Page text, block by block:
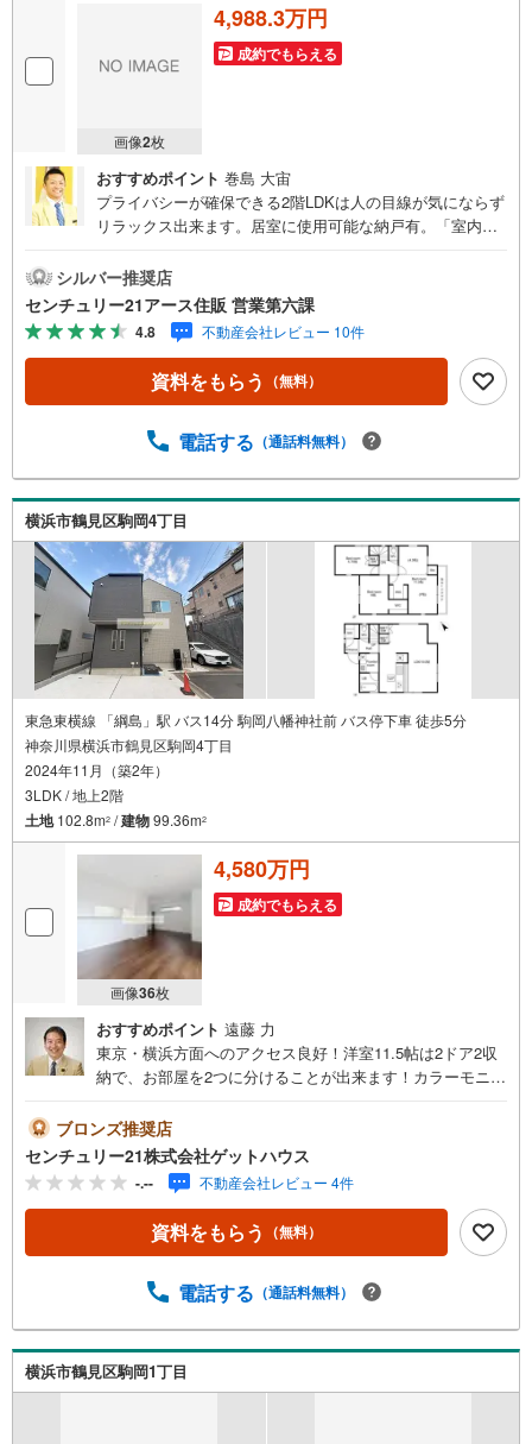
画像2枚
4,988.3万円
成約でもらえる
おすすめポイント 巻島 大宙
プライバシーが確保できる2階LDKは人の目線が気にならず
リラックス出来ます。居室に使用可能な納戸有。「室内・
ムーズになります。【センチュリー21アース住販のポイン
ト】◆センチュリオン獲得店舗◆全国約970店舗あるセンチ
ュリー21のお店。その中でも、アメリカ本部が設ける一定
基準を満たした、上位4％しか受賞できない賞。それが「セ
ンチュリオン」です。弊社はそのセンチュリオンを2002年
から欠かすことなく取り続けております。◆住宅ローン相
入の際に実際かかる諸費用の概算も行っております。人生
のアドバイスをさせて頂きます。◆優遇金利にこだわる◆
大きな金額を長期間で返済する住宅ローンは優遇金利が0.
1％変わるだけで、支払い総額に大きな変化が生じます。取
引の多い弊社は金融機関の特色、傾向、トレンドを熟知し
ておりますので、お客様のニーズにあった金融機関をご紹
介させて頂きます。
シルバー推奨店
センチュリー21アース住販 営業第六課
4.8 不動産会社レビュー 10件
資料をもらう （無料）
電話する （通話料無料）
横浜市鶴見区駒岡4丁目
東急東横線 「綱島」駅 バス14分 駒岡八幡神社前 バス停下車 徒歩5分
神奈川県横浜市鶴見区駒岡4丁目
2024年11月（築2年）
3LDK / 地上2階
土地102.8m2 /建物99.36m2
画像36枚
4,580万円
成約でもらえる
おすすめポイント 遠藤 力
東京・横浜方面へのアクセス良好！洋室11.5帖は2ドア2収
納で、お部屋を2つに分けることが出来ます！カラーモニタ
関タッチキー●食器洗い乾燥機●浄水器●浴室暖房換気乾燥
機●ウォシュレット●全居室ペアガラス■■安心と信頼の「セ
ンチュリー21ゲットハウス」にお任せ下さい■■東横線「綱
島」駅徒歩1分！夜は20:30まで営業しておりますのでお仕
事帰りもお立ち寄りいただけますよ！～～・～～・～～・
～～・～～・～～・～～・～～・お客様のご要望お聞かせ
の？●条件に合った物件をチョイスして欲しい●賃貸と売買
たい～～・～～・～～・～～・～～・～～・～～・～～・
不動産購入には様々な「？」に遭遇します将来に関わる大
きなお買い物になりますのでライフプランのアドバイスや
ブロンズ推奨店
センチュリー21株式会社ゲットハウス
-.-- 不動産会社レビュー 4件
資料をもらう （無料）
電話する （通話料無料）
横浜市鶴見区駒岡1丁目